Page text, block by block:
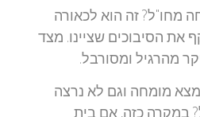
זה הוא לכאורה
את הסיבוכים שציינו. מצד
מהרגיל ומסורבל.
מומחה וגם לא נרצה
במקרה כזה, אם בית